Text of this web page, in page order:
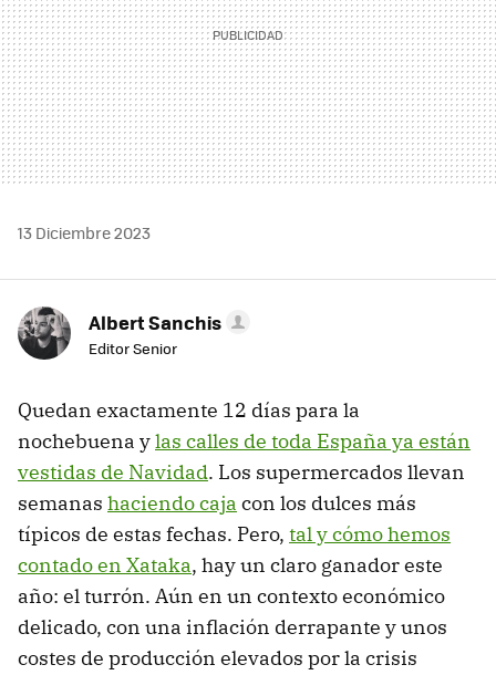
13 Diciembre 2023
Albert Sanchis
Editor Senior
Quedan exactamente 12 días para la
nochebuena ylas calles de toda España ya están
vestidas de Navidad. Los supermercados llevan
semanas haciendo caja con los dulces más
típicos de estas fechas. Pero, tal y cómo hemos
contado en Xataka, hay un claro ganador este
año: el turrón. Aún en un contexto económico
delicado, con una inflación derrapante y unos
costes de producción elevados por la crisis